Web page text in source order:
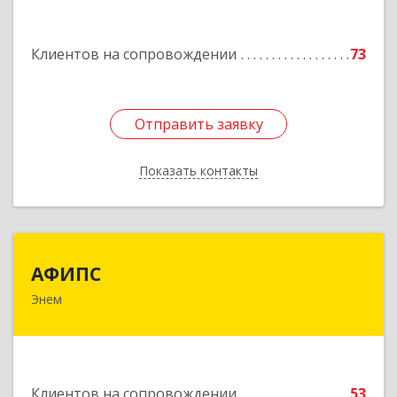
Клиентов на сопровождении 73
Отправить заявку
Показать контакты
Отправить заявку
Назад
АФИПС
Энем
385132, Адыгея Респ, Тахтамукайский р-н, Энем